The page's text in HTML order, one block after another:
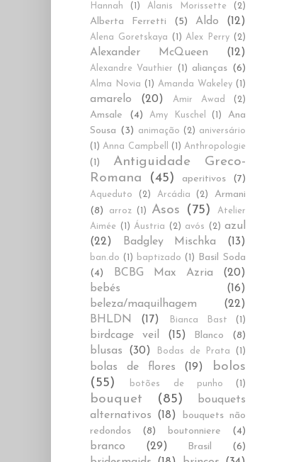
Hannah
(1) Alanis Morissette (2)
Alberta Ferretti (5) Aldo (12)
Alena Goretskaya (1) Alex Perry (2)
Alexander McQueen (12)
Alexandre Vauthier (1) alianças (6)
Alma Novia (1) Amanda Wakeley (1)
amarelo (20) Amir Awad (2)
Amsale (4) Amy Kuschel (1)
Ana
Sousa (3) animação (2) aniversário
(1) Anna Campbell (1) Anthropologie
(1)
Antiguidade Greco-
Romana
(45) aperitivos (7)
Aqueduto (2) Arcádia (2)
Armani
(8)
arroz (1) Asos (75)
Atelier
Aimée
(1) Áustria (2) avós (2) azul
(22)
Badgley Mischka (13)
ban.do (1) baptizado (1)
Basil Soda
(4)
BCBG Max Azria
(20)
bebés
(16)
beleza/maquilhagem
(22)
BHLDN
(17) Bianca Bast (1)
birdcage veil (15) Blanco (8)
blusas (30) Bodas de Prata (1)
bolas de flores (19)
bolos
(55)
botões de punho (1)
bouquet (85)
bouquets
alternativos
(18)
bouquets não
redondos
(8) boutonniere (4)
branco (29) Brasil (6)